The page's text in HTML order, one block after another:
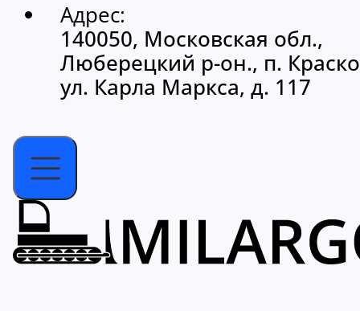
Адрес:
140050, Московская обл.,
Люберецкий р-он., п.
ул. Карла Маркса, д. 117